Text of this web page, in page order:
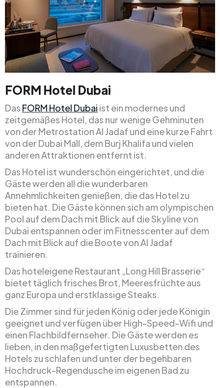
FORM Hotel Dubai
Das FORM Hotel Dubai ist ein modernes und
zeitgemäßes Hotel, das nur wenige Gehminuten
von der Metrostation Al Jadaf und eine kurze Fahrt
von der Dubai Mall, dem Burj Khalifa und vielen
anderen Attraktionen entfernt ist.
Das Hotel ist wunderschön eingerichtet, und die
Gäste werden all die wunderbaren
Annehmlichkeiten genießen, die das Hotel zu
bieten hat. Die Gäste können sich am olympischen
Pool auf dem Dach mit Blick auf die Skyline von
Dubai entspannen oder im Fitnesscenter auf dem
Dach mit Blick auf die Boote von Al Jadaf
trainieren.
Das hoteleigene Restaurant „Long Hill Brasserie“
bietet täglich frisches Brot, Meeresfrüchte aus
ganz Europa und erstklassige Steaks.
Die Zimmer sind für jeden König oder jede Königin
geeignet und verfügen über High-Speed-Wifi und
einen Flachbildfernseher. Die Gäste werden es
lieben, in den maßgefertigten Luxusbetten des
Hotels zu schlafen und unter der begehbaren
Hochdruck-Regendusche im eigenen Bad zu
entspannen.